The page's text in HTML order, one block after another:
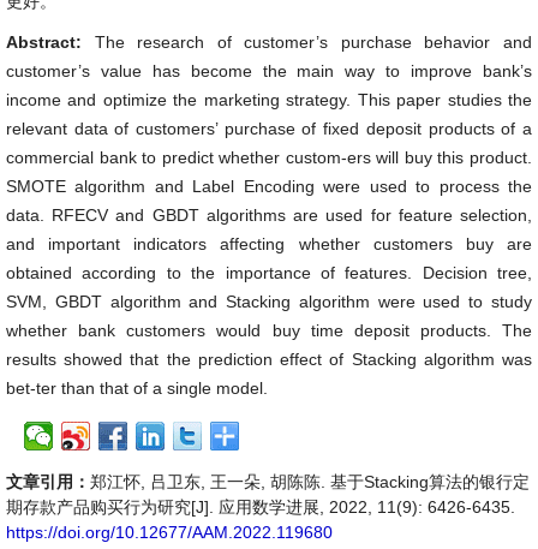
Abstract: The research of customer’s purchase behavior and
customer’s value has become the main way to improve bank’s
income and optimize the marketing strategy. This paper studies the
relevant data of customers’ purchase of fixed deposit products of a
commercial bank to predict whether custom-ers will buy this product.
SMOTE algorithm and Label Encoding were used to process the
data. RFECV and GBDT algorithms are used for feature selection,
and important indicators affecting whether customers buy are
obtained according to the importance of features. Decision tree,
SVM, GBDT algorithm and Stacking algorithm were used to study
whether bank customers would buy time deposit products. The
results showed that the prediction effect of Stacking algorithm was
bet-ter than that of a single model.
文章引用： 郑江怀, 吕卫东, 王一朵, 胡陈陈. 基于Stacking算法的银行定
期存款产品购买行为研究[J]. 应用数学进展, 2022, 11(9): 6426-6435.
https://doi.org/10.12677/AAM.2022.119680